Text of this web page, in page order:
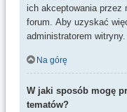
ich akceptowania przez
forum. Aby uzyskać
administratorem witryny.
Na górę
W jaki sposób mogę
tematów?